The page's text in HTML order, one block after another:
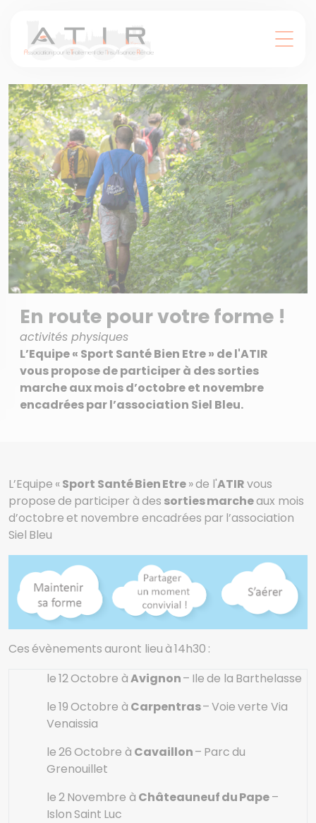
En route pour votre forme !
activités physiques
L’Equipe « Sport Santé Bien Etre » de l'ATIR
vous propose de participer à des sorties
marche aux mois d’octobre et novembre
encadrées par l’association Siel Bleu.
L’Equipe «Sport Santé Bien Etre» de l'ATIRvous
propose de participer à des sorties marcheaux mois
d’octobre et novembre encadrées par l’association
Siel Bleu
Ces évènements auront lieu à 14h30 :
le 12 Octobre àAvignon– Ile de la Barthelasse
le 19 Octobre à Carpentras– Voie verte Via
Venaissia
le 26 Octobre à Cavaillon– Parc du
Grenouillet
le 2 Novembre à Châteauneuf du Pape–
Islon Saint Luc